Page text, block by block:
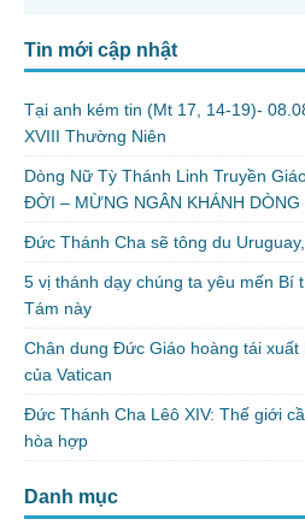
Tin mới cập nhật
Tại anh kém tin (Mt 17, 14-19)-
XVIII Thường Niên
Dòng Nữ Tỳ Thánh Linh Truyền
ĐỜI – MỪNG NGÂN KHÁNH
Đức Thánh Cha sẽ tông du
5 vị thánh dạy chúng ta yêu mến Bí
Tám này
Chân dung Đức Giáo hoàng tái
của Vatican
Đức Thánh Cha Lêô XIV: Thế giới
hòa hợp
Danh mục